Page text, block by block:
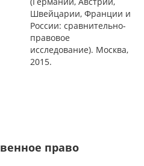
Швейцарии, Франции и
России: сравнительно-
правовое
исследование). Москва,
2015.
право